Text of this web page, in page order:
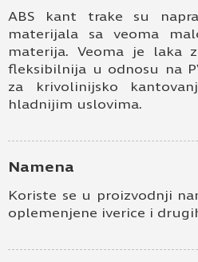
ABS kant trake su
materijala sa veoma
materija. Veoma je laka
fleksibilnija u odnosu na
za krivolinijsko
hladnijim uslovima.
Namena
Koriste se u proizvodnji
oplemenjene iverice i